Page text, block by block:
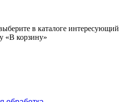
в каталоге интересующий
«В корзину»